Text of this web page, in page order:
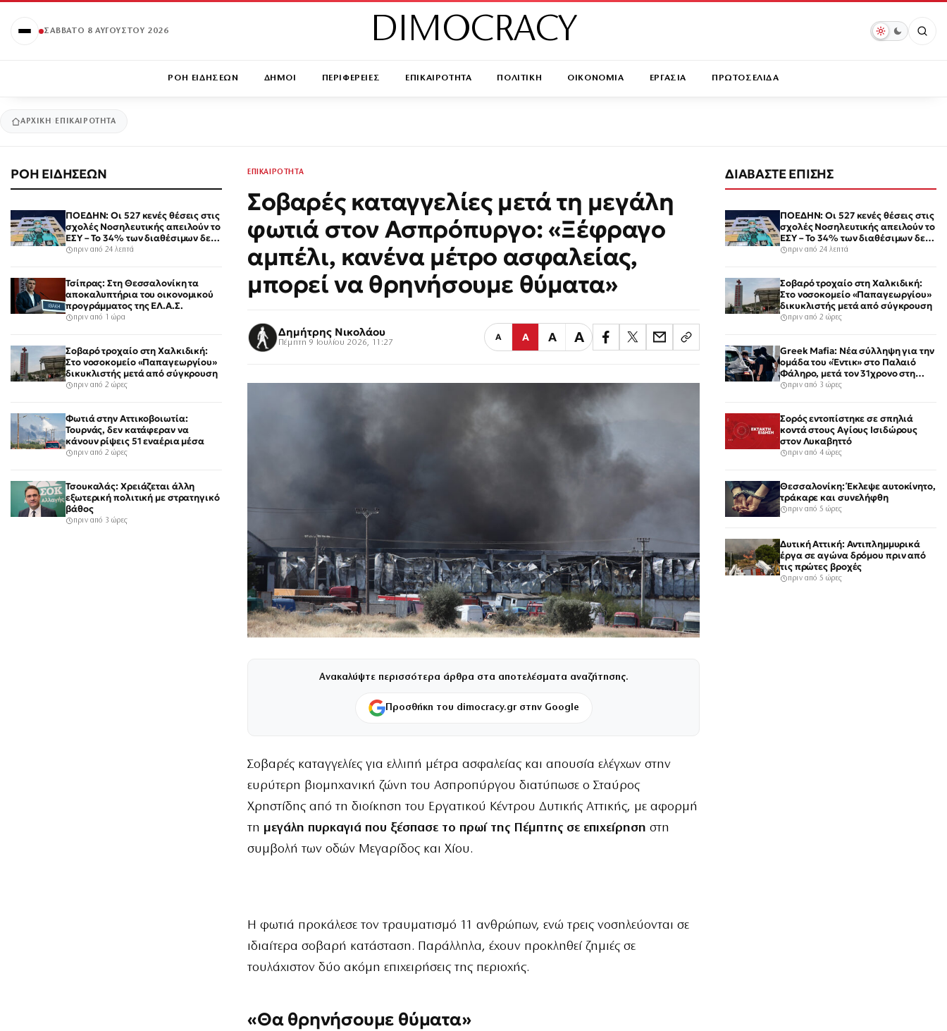
ΣΆΒΒΑΤΟ 8 ΑΥΓΟΎΣΤΟΥ 2026 DIMOCRACY
ΡΟΗ ΕΙΔΗΣΕΩΝ ΔΗΜΟΙ ΠΕΡΙΦΕΡΕΙΕΣ ΕΠΙΚΑΙΡΟΤΗΤΑ ΠΟΛΙΤΙΚΗ ΟΙΚΟΝΟΜΙΑ ΕΡΓΑΣΙΑ ΠΡΩΤΟΣΕΛΙΔΑ
ΑΡΧΙΚΉ ΕΠΙΚΑΙΡΟΤΗΤΑ
ΡΟΗ ΕΙΔΗΣΕΩΝ
ΠΟΕΔΗΝ: Οι 527 κενές θέσεις στις
σχολές Νοσηλευτικής απειλούν το
ΕΣΥ – Το 34% των διαθέσιμων δεν
καλύφθηκε
πριν από 24 λεπτά
Τσίπρας: Στη Θεσσαλονίκη τα
αποκαλυπτήρια του οικονομικού
προγράμματος της ΕΛ.Α.Σ.
πριν από 1 ώρα
Σοβαρό τροχαίο στη Χαλκιδική:
Στο νοσοκομείο «Παπαγεωργίου»
δικυκλιστής μετά από σύγκρουση
πριν από 2 ώρες
Φωτιά στην Αττικοβοιωτία:
Τουρνάς, δεν κατάφεραν να
κάνουν ρίψεις 51 εναέρια μέσα
πριν από 2 ώρες
Τσουκαλάς: Χρειάζεται άλλη
εξωτερική πολιτική με στρατηγικό
βάθος
πριν από 3 ώρες
ΕΠΙΚΑΙΡΟΤΗΤΑ
Σοβαρές καταγγελίες μετά τη μεγάλη
φωτιά στον Ασπρόπυργο: «Ξέφραγο
αμπέλι, κανένα μέτρο ασφαλείας,
μπορεί να θρηνήσουμε θύματα»
Δημήτρης Νικολάου
Πέμπτη 9 Ιουλίου 2026, 11:27
Α Α Α Α
Ανακαλύψτε περισσότερα άρθρα στα αποτελέσματα αναζήτησης.
Προσθήκη του dimocracy.gr στην Google
Σοβαρές καταγγελίες για ελλιπή μέτρα ασφαλείας και απουσία ελέγχων στην
ευρύτερη βιομηχανική ζώνη του Ασπροπύργου διατύπωσε ο Σταύρος
Χρηστίδης από τη διοίκηση του Εργατικού Κέντρου Δυτικής Αττικής, με αφορμή
τη μεγάλη πυρκαγιά που ξέσπασε το πρωί της Πέμπτης σε επιχείρηση στη
συμβολή των οδών Μεγαρίδος και Χίου.
Η φωτιά προκάλεσε τον τραυματισμό 11 ανθρώπων, ενώ τρεις νοσηλεύονται σε
ιδιαίτερα σοβαρή κατάσταση. Παράλληλα, έχουν προκληθεί ζημιές σε
τουλάχιστον δύο ακόμη επιχειρήσεις της περιοχής.
«Θα θρηνήσουμε θύματα»
ΔΙΑΒΑΣΤΕ ΕΠΙΣΗΣ
ΠΟΕΔΗΝ: Οι 527 κενές θέσεις στις
σχολές Νοσηλευτικής απειλούν το
ΕΣΥ – Το 34% των διαθέσιμων δεν
καλύφθηκε
πριν από 24 λεπτά
Σοβαρό τροχαίο στη Χαλκιδική:
Στο νοσοκομείο «Παπαγεωργίου»
δικυκλιστής μετά από σύγκρουση
πριν από 2 ώρες
Greek Mafia: Νέα σύλληψη για την
ομάδα του «Έντικ» στο Παλαιό
Φάληρο, μετά τον 31χρονο στη
Γερμανία
πριν από 3 ώρες
Σορός εντοπίστηκε σε σπηλιά
κοντά στους Αγίους Ισιδώρους
στον Λυκαβηττό
πριν από 4 ώρες
Θεσσαλονίκη: Έκλεψε αυτοκίνητο,
τράκαρε και συνελήφθη
πριν από 5 ώρες
Δυτική Αττική: Αντιπλημμυρικά
έργα σε αγώνα δρόμου πριν από
τις πρώτες βροχές
πριν από 5 ώρες